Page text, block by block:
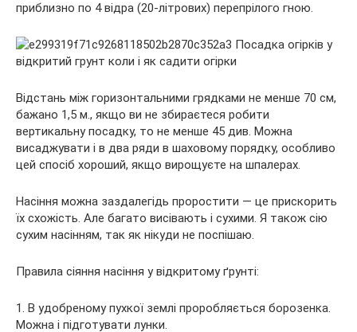
приблизно по 4 відра (20-літрових) перепрілого гною.
Відстань між горизонтальними грядками не менше 70 см,
бажано 1,5 м., якщо ви не збираєтеся робити
вертикальну посадку, то не менше 45 див. Можна
висаджувати і в два ряди в шаховому порядку, особливо
цей спосіб хороший, якщо вирощуєте на шпалерах.
Насіння можна заздалегідь проростити — це прискорить
їх схожість. Але багато висівають і сухими. Я також сію
сухим насінням, так як нікуди не поспішаю.
Правила сіяння насіння у відкритому ґрунті:
1. В удобреному пухкої землі проробляється борозенка.
Можна і підготувати лунки.